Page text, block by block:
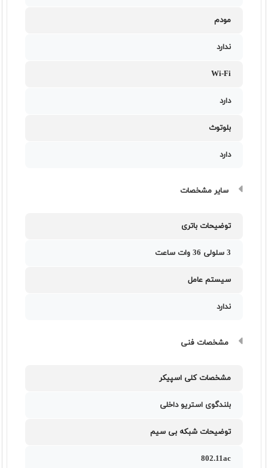
مودم
ندارد
Wi-Fi
دارد
بلوتوث
دارد
سایر مشخصات
توضیحات باتری
3 سلولی 36 وات ساعت
سیستم عامل
ندارد
مشخصات فنی
مشخصات کلی اسپیکر
بلندگوی استریو داخلی
توضیحات شبکه بی سیم
802.11ac